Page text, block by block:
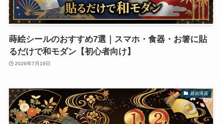
蒔絵シールのおすすめ7選｜スマホ・食器・お箸に貼
るだけで和モダン【初心者向け】
2026年7月19日
越前漆器